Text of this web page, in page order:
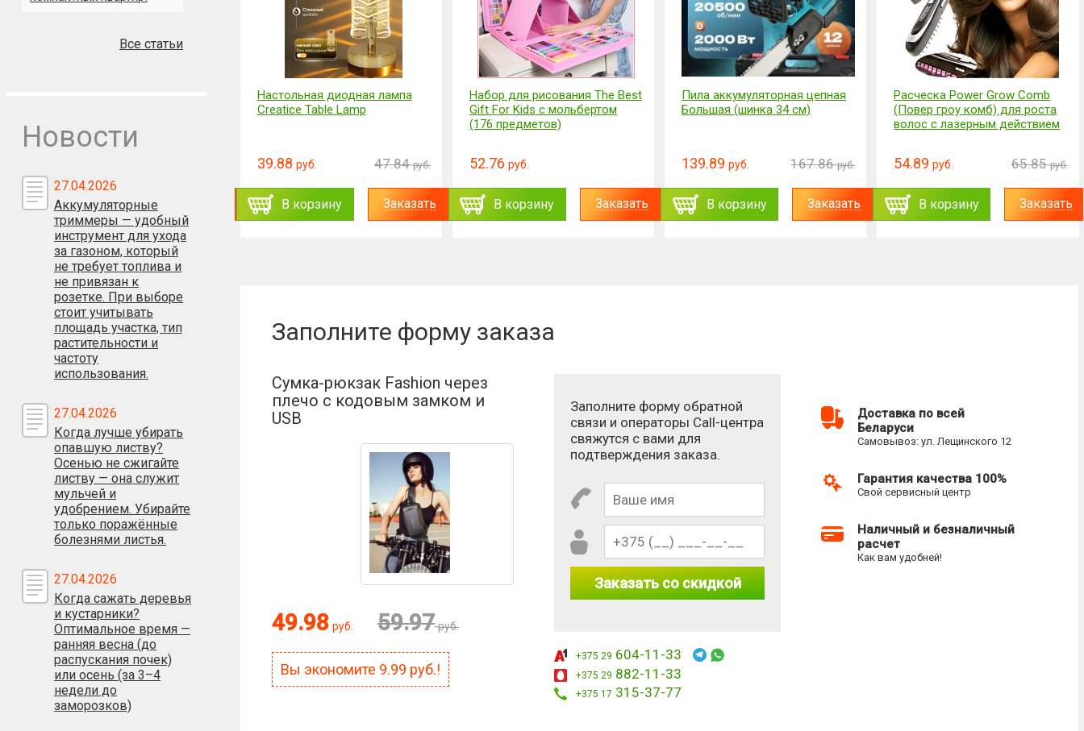
Все статьи
Новости
27.04.2026
Аккумуляторные
триммеры — удобный
инструмент для ухода
за газоном, который
не требует топлива и
не привязан к
розетке. При выборе
стоит учитывать
площадь участка, тип
растительности и
частоту
использования.
27.04.2026
Когда лучше убирать
опавшую листву?
Осенью не сжигайте
листву — она служит
мульчей и
удобрением. Убирайте
только поражённые
болезнями листья.
27.04.2026
Когда сажать деревья
и кустарники?
Оптимальное время —
ранняя весна (до
распускания почек)
или осень (за 3–4
недели до
заморозков)
В корзину
Настольная диодная лампа
Creatice Table Lamp
39.88 руб. 47.84 руб.
В корзину Заказать
Набор для рисования The Best
Gift For Kids с мольбертом
(176 предметов)
52.76 руб.
В корзину Заказать
Пила аккумуляторная цепная
Большая (шинка 34 см)
139.89 руб. 167.86 руб.
В корзину Заказать
Расческа Power Grow Comb
(Повер гроу комб) для роста
волос с лазерным действием
54.89руб. 65.85 руб.
В корзину Заказать
Заполните форму заказа
Сумка-рюкзак Fashion через
плечо с кодовым замком и
USB
49.98 руб. 59.97 руб.
Вы экономите 9.99 руб.!
Заполните форму обратной
связи и операторы Call-центра
свяжутся с вами для
подтверждения заказа.
Заказать со скидкой
+375 29 604-11-33
+375 29 882-11-33
+375 17 315-37-77
Доставка по всей
Беларуси
Самовывоз: ул. Лещинского 12
Гарантия качества 100%
Свой сервисный центр
Наличный и безналичный
расчет
Как вам удобней!